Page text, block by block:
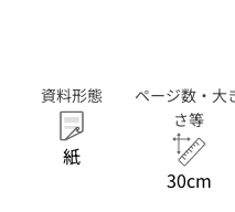
資料形態
紙
ページ数・大
さ等
30cm